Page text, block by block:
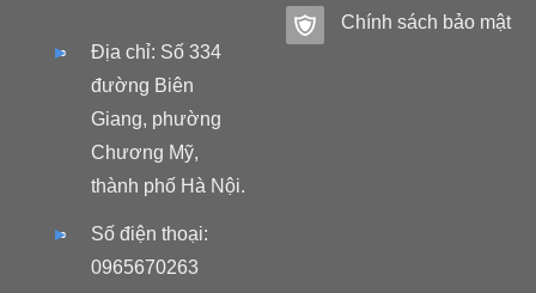
Địa chỉ: Số 334
đường Biên
Giang, phường
Chương Mỹ,
thành phố Hà Nội.
Số điện thoại:
0965670263
Chính sách bảo mật